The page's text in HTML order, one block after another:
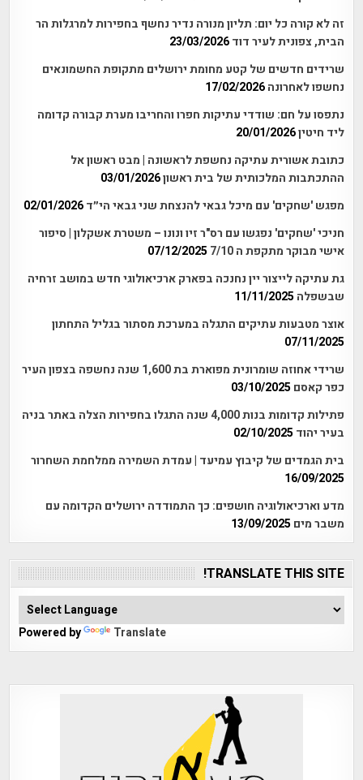
זה לא קורה כל יום: תליון מנורה נדיר נחשף בחפירות למרגלות הר
הבית, צפונית לעיר דוד 23/03/2026
שרידים חדשים של קטע מחומת ירושלים מתקופת החשמונאים
נחשפו לאחרונה 17/02/2026
נתפסו על חם: שודדי עתיקות חפרו והחריבו מערת קבורה קדומה
ליד חיטין20/01/2026
כתובת אשורית עתיקה נחשפת לראשונה | מבט ראשון אל
ההתכתבות המלכותית של בית ראשון03/01/2026
מפגש 'שחקים' עם מיכל גבאי להנצחת שני גבאי הי״ד 02/01/2026
חניכי 'שחקים' נפגשו עם רס"ר זיו ונונו – משטרת אשקלון | סיפור
אישי מבוקר מתקפת ה 7/10
07/12/2025
גת עתיקה לייצור יין נחנכה בפארק ארכיאולוגי חדש במושב זרחיה
שבשפלה 11/11/2025
אוצר מטבעות עתיקים התגלה במערכת מסתור בגליל התחתון
07/11/2025
שרידי אחוזה שומרונית מפוארת בת 1,600 שנה נחשפה בצפון העיר
כפר קאסם 03/10/2025
פתילות קדומות בנות 4,000 שנה התגלו בחפירות הצלה באתר בניה
בעיר יהוד 02/10/2025
בית הגמדים של קיבוץ עמיעד | עמדת השמירה ממלחמת השחרור
16/09/2025
מדע וארכיאולוגיה חושפים: כך התמודדה ירושלים הקדומה עם
משבר מים 13/09/2025
TRANSLATE THIS SITE!
Powered by Translate